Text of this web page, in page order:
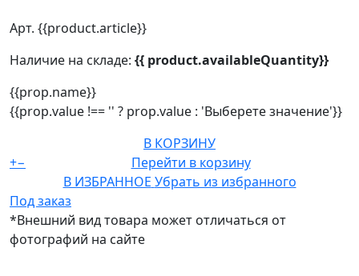
Арт. {{product.article}}
Наличие на складе: {{ product.availableQuantity}}
{{prop.name}}
{{prop.value !== '' ? prop.value : 'Выберете значение'}}
В КОРЗИНУ
+−
Перейти в корзину
В ИЗБРАННОЕ Убрать из избранного
Под заказ
*Внешний вид товара может отличаться от
фотографий на сайте